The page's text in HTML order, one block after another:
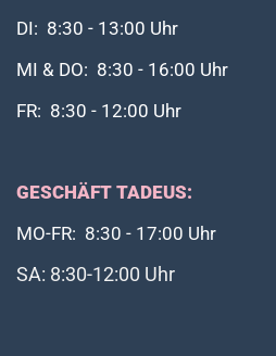
DI: 8:30 - 13:00 Uhr
MI & DO: 8:30 - 16:00 Uhr
FR: 8:30 - 12:00 Uhr
GESCHÄFT TADEUS:
MO-FR: 8:30 - 17:00 Uhr
SA: 8:30-12:00 Uhr